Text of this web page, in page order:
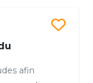
afin